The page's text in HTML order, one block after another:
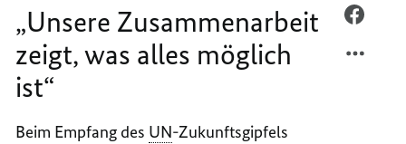
„Unsere Zusammenarbeit
zeigt, was alles möglich
ist“
Beim Empfang des UN-Zukunftsgipfels